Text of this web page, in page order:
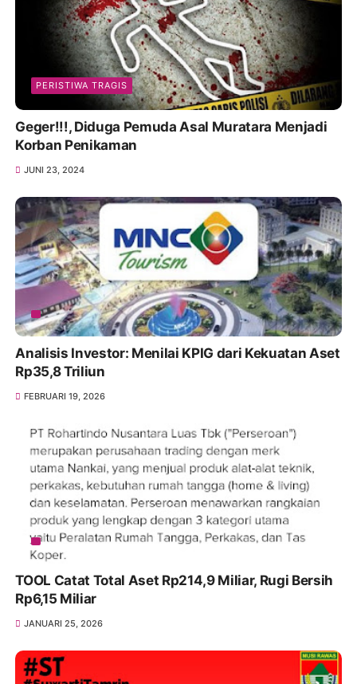
PERISTIWA TRAGIS
Geger!!!, Diduga Pemuda Asal Muratara Menjadi
Korban Penikaman
JUNI 23, 2024
Analisis Investor: Menilai KPIG dari Kekuatan Aset
Rp35,8 Triliun
FEBRUARI 19, 2026
TOOL Catat Total Aset Rp214,9 Miliar, Rugi Bersih
Rp6,15 Miliar
JANUARI 25, 2026